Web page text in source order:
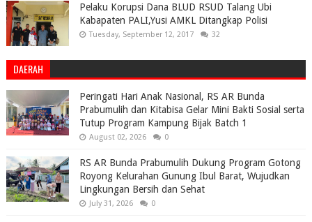
Pelaku Korupsi Dana BLUD RSUD Talang Ubi
Kabapaten PALI,Yusi AMKL Ditangkap Polisi
Tuesday, September 12, 2017 32
DAERAH
Peringati Hari Anak Nasional, RS AR Bunda
Prabumulih dan Kitabisa Gelar Mini Bakti Sosial serta
Tutup Program Kampung Bijak Batch 1
August 02, 2026 0
RS AR Bunda Prabumulih Dukung Program Gotong
Royong Kelurahan Gunung Ibul Barat, Wujudkan
Lingkungan Bersih dan Sehat
July 31, 2026 0